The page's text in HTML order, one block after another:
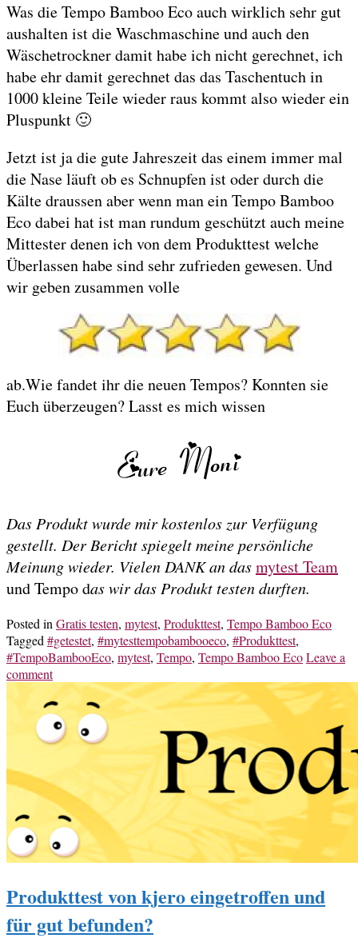
Was die Tempo Bamboo Eco auch wirklich sehr gut
aushalten ist die Waschmaschine und auch den
Wäschetrockner damit habe ich nicht gerechnet, ich
habe ehr damit gerechnet das das Taschentuch in
1000 kleine Teile wieder raus kommt also wieder ein
Pluspunkt 🙂
Jetzt ist ja die gute Jahreszeit das einem immer mal
die Nase läuft ob es Schnupfen ist oder durch die
Kälte draussen aber wenn man ein Tempo Bamboo
Eco dabei hat ist man rundum geschützt auch meine
Mittester denen ich von dem Produkttest welche
Überlassen habe sind sehr zufrieden gewesen. Und
wir geben zusammen volle
ab.Wie fandet ihr die neuen Tempos? Konnten sie
Euch überzeugen? Lasst es mich wissen
Das Produkt wurde mir kostenlos zur Verfügung
gestellt. Der Bericht spiegelt meine persönliche
Meinung wieder. Vielen DANK an dasmytest Team
und Tempo das wir das Produkt testen durften.
Posted in Gratis testen, mytest, Produkttest, Tempo Bamboo Eco
Tagged #getestet, #mytesttempobambooeco, #Produkttest,
#TempoBambooEco, mytest, Tempo, Tempo Bamboo EcoLeave a
comment
Produkttest von kjero eingetroffen und
für gut befunden?